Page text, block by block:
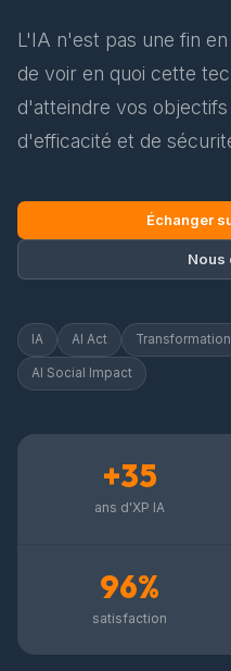
L'IA n'est pas une fin
de voir en quoi cette
d'atteindre vos
d'efficacité et de
Échanger
Nous
IA AI Act Transformation
AI Social Impact
+35
ans d'XP IA
96%
satisfaction